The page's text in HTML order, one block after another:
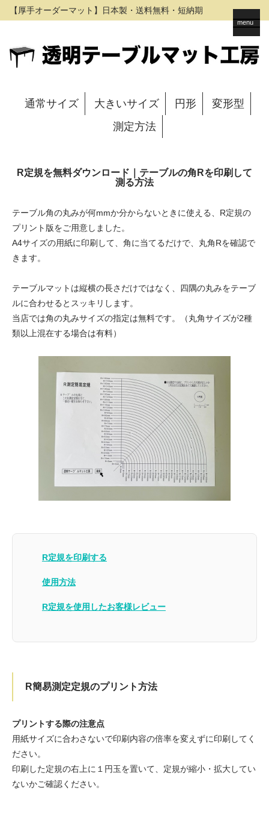
【厚手オーダーマット】日本製・送料無料・短納期
通常サイズ 大きいサイズ 円形
変形型
測定方法
menu
R定規を無料ダウンロード｜テーブルの角Rを印刷して
測る方法
テーブル角の丸みが何mmか分からないときに使える、R定規の
プリント版をご用意しました。
A4サイズの用紙に印刷して、角に当てるだけで、丸角Rを確認で
きます。
テーブルマットは縦横の長さだけではなく、四隅の丸みをテーブ
ルに合わせるとスッキリします。
当店では角の丸みサイズの指定は無料です。（丸角サイズが2種
類以上混在する場合は有料）
R定規を印刷する
使用方法
R定規を使用したお客様レビュー
R簡易測定定規のプリント方法
プリントする際の注意点
用紙サイズに合わさないで印刷内容の倍率を変えずに印刷してく
ださい。
印刷した定規の右上に１円玉を置いて、定規が縮小・拡大してい
ないかご確認ください。